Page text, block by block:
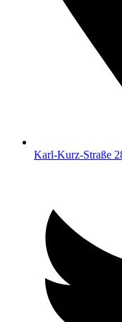
Karl-Kurz-Straße